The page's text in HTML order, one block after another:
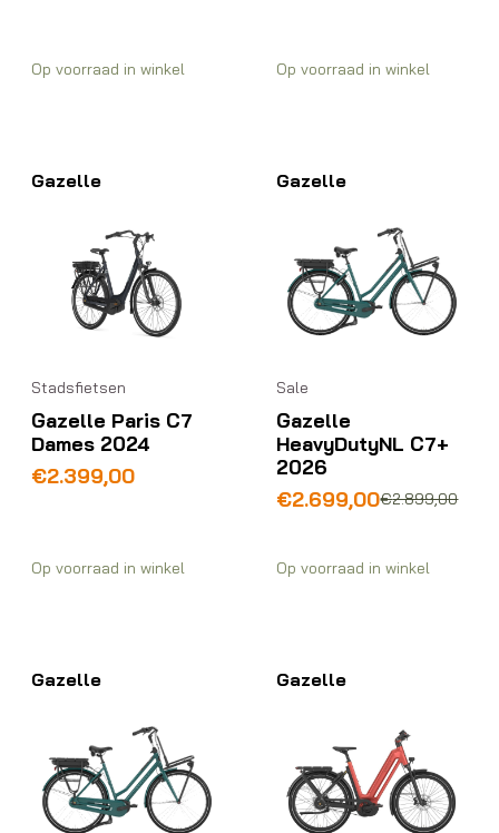
Op voorraad in winkel Op voorraad in winkel
Gazelle
Stadsfietsen
Gazelle Paris C7
Dames 2024
€2.399,00
Op voorraad in winkel
Gazelle
Sale
Gazelle
HeavyDutyNL C7+
2026
€2.899,00
Oorspronkelijke
€2.899,00.
€2.699,00
Huidige
€2.699,00.
Op voorraad in winkel
Gazelle Gazelle